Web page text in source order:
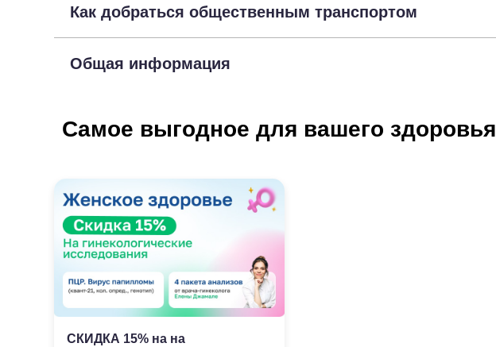
Как добраться общественным транспортом
Общая информация
Самое выгодное для вашего здоровья
СКИДКА 15% на на